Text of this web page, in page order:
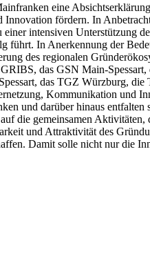
eine
fördern. In
intensiven Unterstützung
führt. In Anerkennung der
des regionalen
das GSN Main-
das TGZ Würzburg,
Kommunikation und
und darüber hinaus
die gemeinsamen
und Attraktivität des
Damit solle nicht nur die